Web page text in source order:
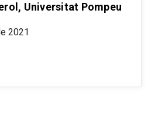
Universitat Pompeu
2021